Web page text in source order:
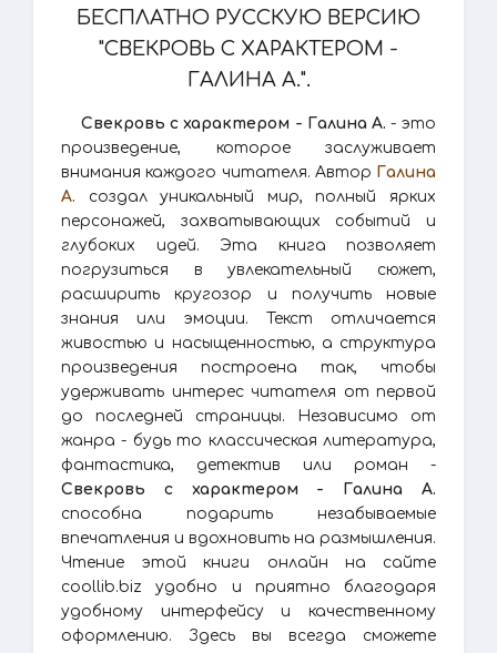
БЕСПЛАТНО РУССКУЮ ВЕРСИЮ
"СВЕКРОВЬ С ХАРАКТЕРОМ -
ГАЛИНА А.".
Свекровь с характером - Галина А. - это
произведение, которое заслуживает
внимания каждого читателя. Автор Галина
А. создал уникальный мир, полный ярких
персонажей, захватывающих событий и
глубоких идей. Эта книга позволяет
погрузиться в увлекательный сюжет,
расширить кругозор и получить новые
знания или эмоции. Текст отличается
живостью и насыщенностью, а структура
произведения построена так, чтобы
удерживать интерес читателя от первой
до последней страницы. Независимо от
жанра - будь то классическая литература,
фантастика, детектив или роман -
Свекровь с характером - Галина А.
способна подарить незабываемые
впечатления и вдохновить на размышления.
Чтение этой книги онлайн на сайте
coollib.biz удобно и приятно благодаря
удобному интерфейсу и качественному
оформлению. Здесь вы всегда сможете